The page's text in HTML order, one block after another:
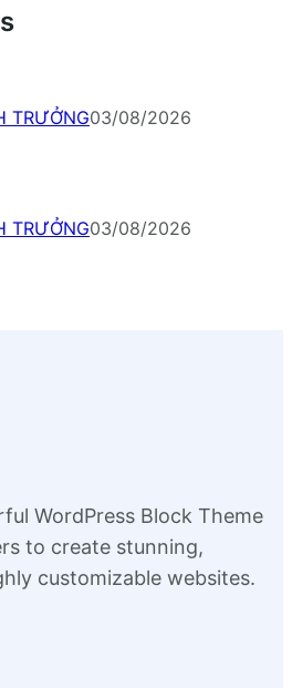
TRƯỞNG03/08/2026
TRƯỞNG03/08/2026
WordPress Block Theme
to create stunning,
customizable websites.